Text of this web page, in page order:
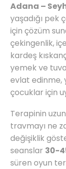
Adana –
yaşadığı pek
için çözüm
çekingenlik,
kardeş
yemek ve
evlat edinme,
çocuklar için
Terapinin
travmayı ne
değişiklik
seanslar 30-
süren oyun